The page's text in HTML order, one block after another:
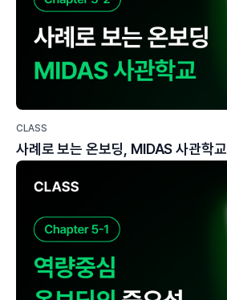
CLASS
사례로 보는 온보딩, MIDAS 사관학교